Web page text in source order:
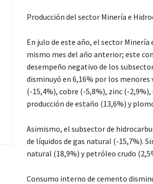
Producción del sector Minería e
En julo de este año, el sector
mismo mes del año anterior; este
desempeño negativo de los
disminuyó en 6,16% por los
(-15,4%), cobre (-5,8%), zinc (-
producción de estaño (13,6%) y
Asimismo, el subsector de
de líquidos de gas natural (-15,7%).
natural (18,9%) y petróleo crudo
Consumo interno de cemento